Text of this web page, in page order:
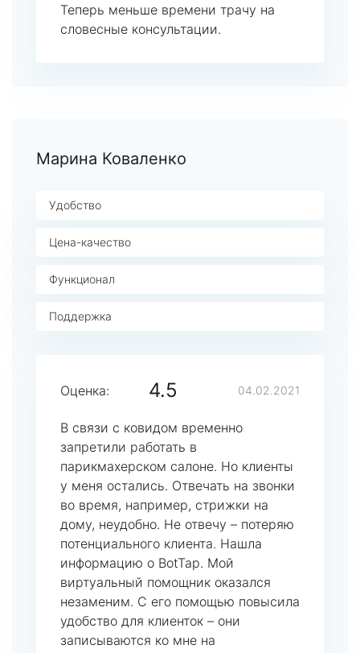
Теперь меньше времени трачу на
словесные консультации.
Марина Коваленко
Удобство
Цена-качество
Функционал
Поддержка
Оценка: 4.5 04.02.2021
В связи с ковидом временно
запретили работать в
парикмахерском салоне. Но клиенты
у меня остались. Отвечать на звонки
во время, например, стрижки на
дому, неудобно. Не отвечу – потеряю
потенциального клиента. Нашла
информацию о BotTap. Мой
виртуальный помощник оказался
незаменим. С его помощью повысила
удобство для клиенток – они
записываются ко мне на